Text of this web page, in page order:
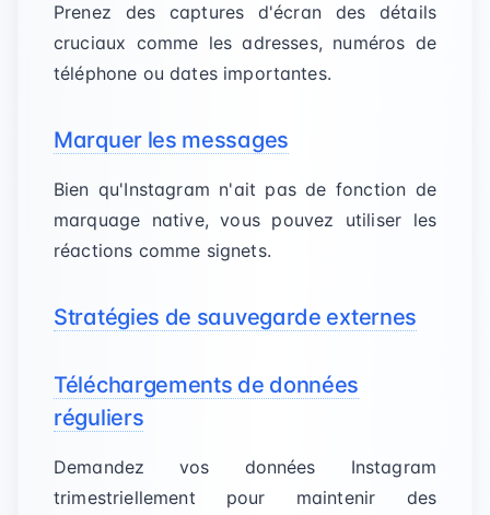
Prenez des captures d'écran des détails
cruciaux comme les adresses, numéros de
téléphone ou dates importantes.
Marquer les messages
Bien qu'Instagram n'ait pas de fonction de
marquage native, vous pouvez utiliser les
réactions comme signets.
Stratégies de sauvegarde externes
Téléchargements de données
réguliers
Demandez vos données Instagram
trimestriellement pour maintenir des